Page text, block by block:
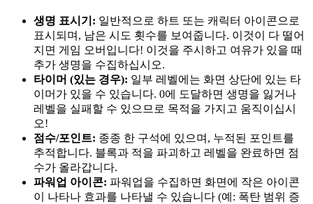
생명 표시기: 일반적으로 하트 또는 캐릭터 아이콘으로
표시되며, 남은 시도 횟수를 보여줍니다. 이것이 다 떨어
지면 게임 오버입니다! 이것을 주시하고 여유가 있을 때
추가 생명을 수집하십시오.
타이머 (있는 경우): 일부 레벨에는 화면 상단에 있는 타
이머가 있을 수 있습니다. 0에 도달하면 생명을 잃거나
레벨을 실패할 수 있으므로 목적을 가지고 움직이십시
오!
점수/포인트: 종종 한 구석에 있으며, 누적된 포인트를
추적합니다. 블록과 적을 파괴하고 레벨을 완료하면 점
수가 올라갑니다.
파워업 아이콘: 파워업을 수집하면 화면에 작은 아이콘
이 나타나 효과를 나타낼 수 있습니다 (예: 폭탄 범위 증